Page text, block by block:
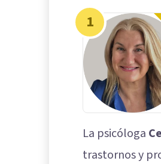
1
La psicóloga
trastornos y